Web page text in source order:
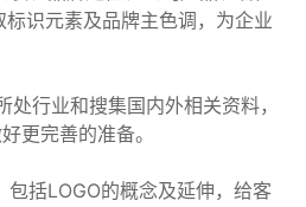
识元素及品牌主色调，为企业
行业和搜集国内外相关资料，
更完善的准备。
包括LOGO的概念及延伸，给客